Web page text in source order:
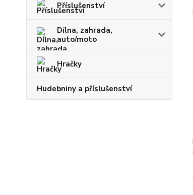
Příslušenství
Dílna, zahrada,
auto/moto
Hračky
Hudebniny a příslušenství